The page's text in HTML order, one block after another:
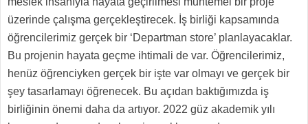
üzerinde çalışma gerçekleştirecek. İş birliği kapsamında
öğrencilerimiz gerçek bir ‘Departman store’ planlayacaklar.
Bu projenin hayata geçme ihtimali de var. Öğrencilerimiz,
henüz öğrenciyken gerçek bir işte var olmayı ve gerçek bir
şey tasarlamayı öğrenecek. Bu açıdan baktığımızda iş
birliğinin önemi daha da artıyor. 2022 güz akademik yılı